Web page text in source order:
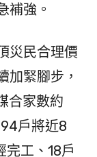
補強。
災民合理價
加緊腳步，
合家數約
戶將近8
工、18戶